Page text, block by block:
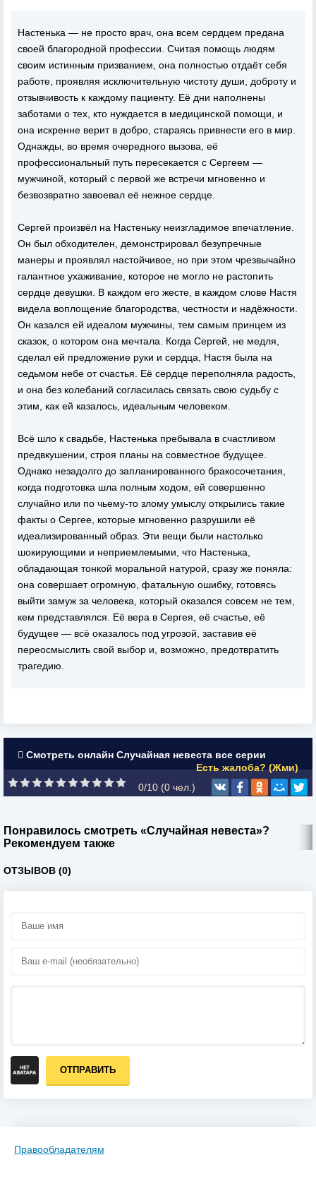
Настенька — не просто врач, она всем сердцем предана
своей благородной профессии. Считая помощь людям
своим истинным призванием, она полностью отдаёт себя
работе, проявляя исключительную чистоту души, доброту и
отзывчивость к каждому пациенту. Её дни наполнены
заботами о тех, кто нуждается в медицинской помощи, и
она искренне верит в добро, стараясь привнести его в мир.
Однажды, во время очередного вызова, её
профессиональный путь пересекается с Сергеем —
мужчиной, который с первой же встречи мгновенно и
безвозвратно завоевал её нежное сердце.
Сергей произвёл на Настеньку неизгладимое впечатление.
Он был обходителен, демонстрировал безупречные
манеры и проявлял настойчивое, но при этом чрезвычайно
галантное ухаживание, которое не могло не растопить
сердце девушки. В каждом его жесте, в каждом слове Настя
видела воплощение благородства, честности и надёжности.
Он казался ей идеалом мужчины, тем самым принцем из
сказок, о котором она мечтала. Когда Сергей, не медля,
сделал ей предложение руки и сердца, Настя была на
седьмом небе от счастья. Её сердце переполняла радость,
и она без колебаний согласилась связать свою судьбу с
этим, как ей казалось, идеальным человеком.
Всё шло к свадьбе, Настенька пребывала в счастливом
предвкушении, строя планы на совместное будущее.
Однако незадолго до запланированного бракосочетания,
когда подготовка шла полным ходом, ей совершенно
случайно или по чьему-то злому умыслу открылись такие
факты о Сергее, которые мгновенно разрушили её
идеализированный образ. Эти вещи были настолько
шокирующими и неприемлемыми, что Настенька,
обладающая тонкой моральной натурой, сразу же поняла:
она совершает огромную, фатальную ошибку, готовясь
выйти замуж за человека, который оказался совсем не тем,
кем представлялся. Её вера в Сергея, её счастье, её
будущее — всё оказалось под угрозой, заставив её
переосмыслить свой выбор и, возможно, предотвратить
трагедию.
Смотреть онлайн Случайная невеста все серии
Есть жалоба? (Жми)
0/10 (0 чел.)
Понравилось смотреть «Случайная невеста»?
Рекомендуем также
ОТЗЫВОВ (0)
ОТПРАВИТЬ
Правообладателям